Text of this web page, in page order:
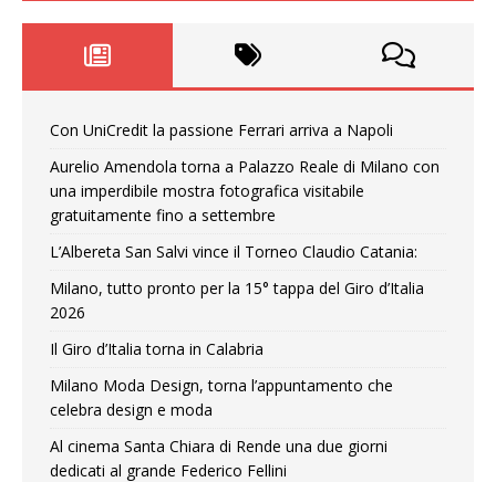
Con UniCredit la passione Ferrari arriva a Napoli
Aurelio Amendola torna a Palazzo Reale di Milano con
una imperdibile mostra fotografica visitabile
gratuitamente fino a settembre
L’Albereta San Salvi vince il Torneo Claudio Catania:
Milano, tutto pronto per la 15° tappa del Giro d’Italia
2026
Il Giro d’Italia torna in Calabria
Milano Moda Design, torna l’appuntamento che
celebra design e moda
Al cinema Santa Chiara di Rende una due giorni
dedicati al grande Federico Fellini